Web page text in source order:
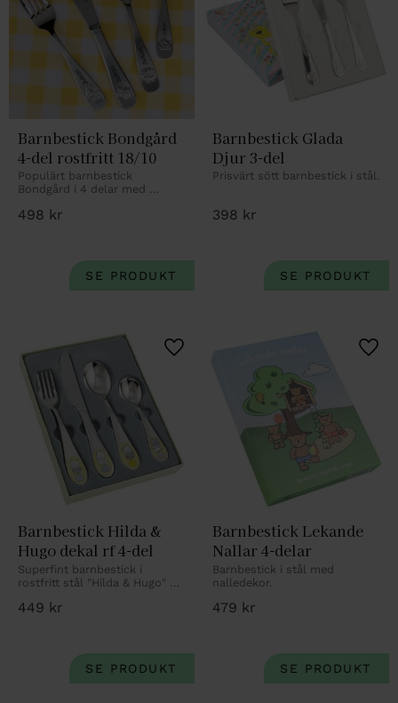
Barnbestick Bondgård
4-del rostfritt 18/10
Populärt barnbestick
Bondgård i 4 delar med
498 kr
Barnbestick Glada
Djur 3-del
Prisvärt sött barnbestick i stål.
398 kr
Barnbestick Hilda &
Hugo dekal rf 4-del
Superfint barnbestick i
rostfritt stål "Hilda & Hugo" 4-
personlig gravyr.
449 kr
Lägg till i favoriter
Barnbestick Lekande
Nallar 4-delar
Barnbestick i stål med
nalledekor.
479 kr